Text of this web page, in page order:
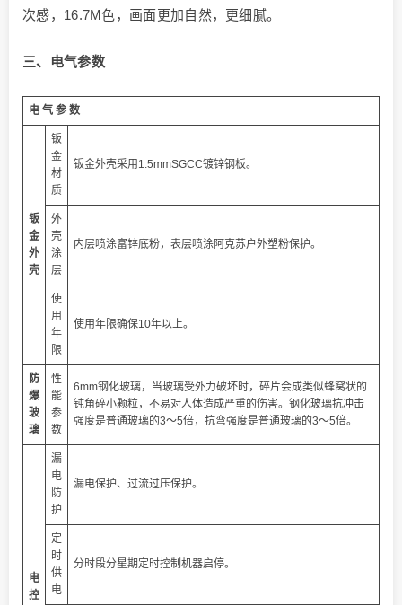
次感，16.7M色，画面更加自然，更细腻。
三、电气参数
电 气 参 数
钣
金
外
壳
钣
金
材
质
钣金外壳采用1.5mmSGCC镀锌钢板。
外
壳
涂
层
内层喷涂富锌底粉，表层喷涂阿克苏户外塑粉保护。
使
用
年
限
使用年限确保10年以上。
防
爆
玻
璃
性
能
参
数
6mm钢化玻璃，当玻璃受外力破坏时，碎片会成类似蜂窝状的
钝角碎小颗粒，不易对人体造成严重的伤害。钢化玻璃抗冲击
强度是普通玻璃的3～5倍，抗弯强度是普通玻璃的3～5倍。
电
控
漏
电
防
护
漏电保护、过流过压保护。
定
时
供
电
分时段分星期定时控制机器启停。